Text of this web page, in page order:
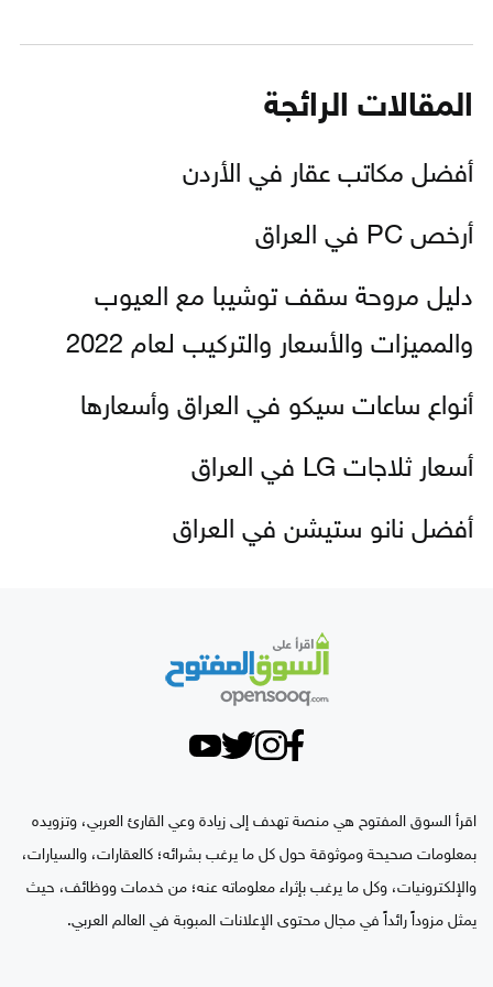
المقالات الرائجة
أفضل مكاتب عقار في الأردن
أرخص PC في العراق
دليل مروحة سقف توشيبا مع العيوب
والمميزات والأسعار والتركيب لعام 2022
أنواع ساعات سيكو في العراق وأسعارها
أسعار ثلاجات LG في العراق
أفضل نانو ستيشن في العراق
اقرأ السوق المفتوح هي منصة تهدف إلى زيادة وعي القارئ العربي، وتزويده
بمعلومات صحيحة وموثوقة حول كل ما يرغب بشرائه؛ كالعقارات، والسيارات،
والإلكترونيات، وكل ما يرغب بإثراء معلوماته عنه؛ من خدمات ووظائف، حيث
يمثل مزوداً رائداً في مجال محتوى الإعلانات المبوبة في العالم العربي.